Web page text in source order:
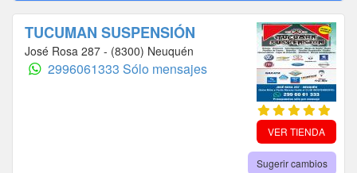
TUCUMAN SUSPENSIÓN
José Rosa 287 - (8300) Neuquén
2996061333 Sólo mensajes
VER TIENDA
Sugerir cambios